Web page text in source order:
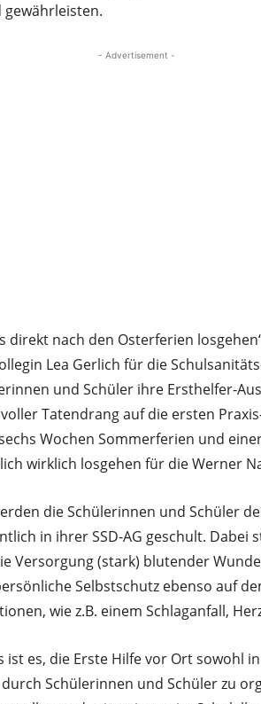
- Advertisement -
direkt nach den Osterferien
Lea Gerlich für die
und Schüler ihre Ersthelfer-
Tatendrang auf die ersten
Wochen Sommerferien und
wirklich losgehen für die Werner
die Schülerinnen und Schüler
in ihrer SSD-AG geschult. Dabei
Versorgung (stark) blutender
Selbstschutz ebenso auf
wie z.B. einem Schlaganfall,
es, die Erste Hilfe vor Ort sowohl
Schülerinnen und Schüler zu